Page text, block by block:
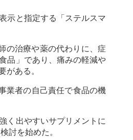
示と指定する「ステルスマ
の治療や薬の代わりに、症
品」であり、痛みの軽減や
がある。
業者の自己責任で食品の機
く出やすいサプリメントに
討を始めた。